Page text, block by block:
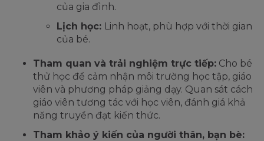
của gia đình.
Lịch học: Linh hoạt, phù hợp với thời gian
của bé.
Tham quan và trải nghiệm trực tiếp: Cho bé
thử học để cảm nhận môi trường học tập, giáo
viên và phương pháp giảng dạy. Quan sát cách
giáo viên tương tác với học viên, đánh giá khả
năng truyền đạt kiến thức.
Tham khảo ý kiến của người thân, bạn bè: